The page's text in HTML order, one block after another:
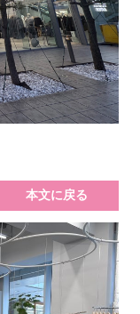
本文に戻る